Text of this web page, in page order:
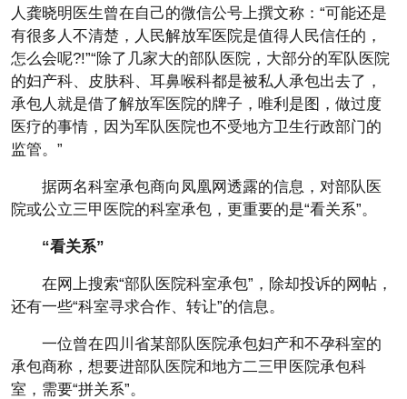
人龚晓明医生曾在自己的微信公号上撰文称：“可能还是
有很多人不清楚，人民解放军医院是值得人民信任的，
怎么会呢?!”“除了几家大的部队医院，大部分的军队医院
的妇产科、皮肤科、耳鼻喉科都是被私人承包出去了，
承包人就是借了解放军医院的牌子，唯利是图，做过度
医疗的事情，因为军队医院也不受地方卫生行政部门的
监管。”
据两名科室承包商向凤凰网透露的信息，对部队医
院或公立三甲医院的科室承包，更重要的是“看关系”。
“看关系”
在网上搜索“部队医院科室承包”，除却投诉的网帖，
还有一些“科室寻求合作、转让”的信息。
一位曾在四川省某部队医院承包妇产和不孕科室的
承包商称，想要进部队医院和地方二三甲医院承包科
室，需要“拼关系”。